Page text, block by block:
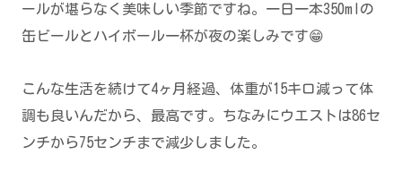
ールが堪らなく美味しい季節ですね。一日一本350mlの
缶ビールとハイボール一杯が夜の楽しみです😁
こんな生活を続けて4ヶ月経過、体重が15キロ減って体
調も良いんだから、最高です。ちなみにウエストは86セ
ンチから75センチまで減少しました。